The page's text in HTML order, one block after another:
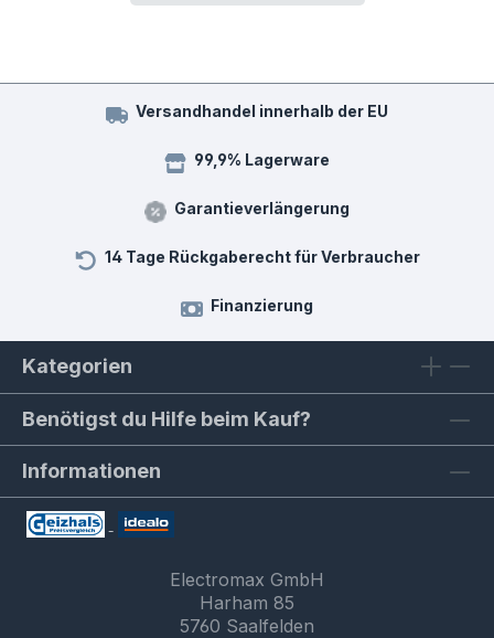
Versandhandel innerhalb der EU
99,9% Lagerware
Garantieverlängerung
14 Tage Rückgaberecht für Verbraucher
Finanzierung
Kategorien
Benötigst du Hilfe beim Kauf?
Informationen
Electromax GmbH
Harham 85
5760 Saalfelden